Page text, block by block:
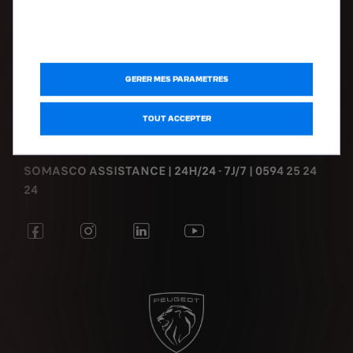
Mentions légales
SOMASCO ASSISTANCE | 24H/24 - 7J/7 | 0594 25 24
24
GERER MES PARAMETRES
TOUT ACCEPTER